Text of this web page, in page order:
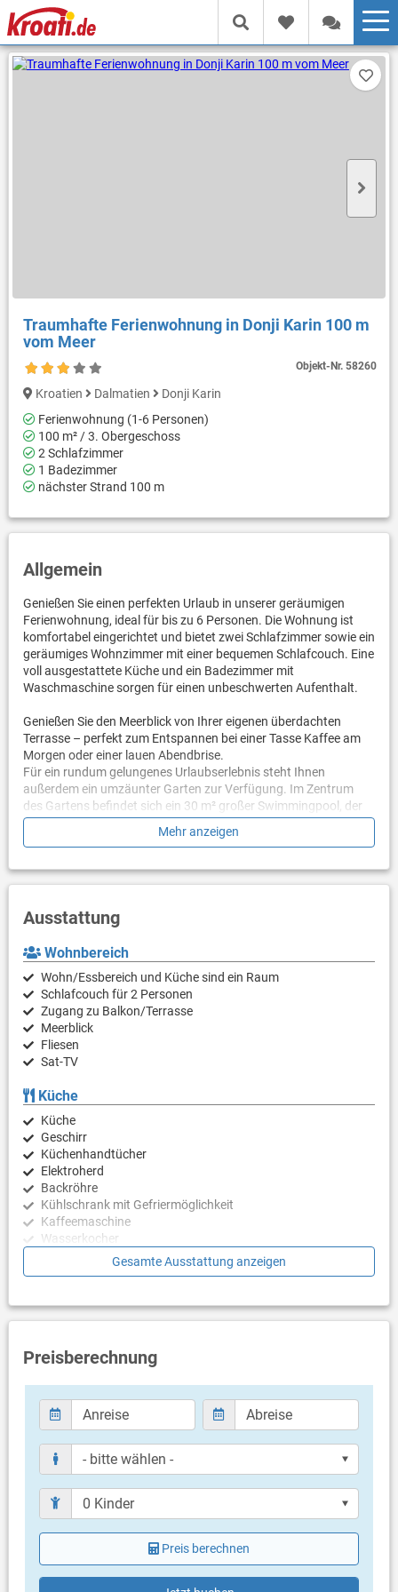
Traumhafte Ferienwohnung in Donji Karin 100 m
vom Meer
Objekt-Nr.58260
Kroatien Dalmatien
Donji Karin
Ferienwohnung (1-6 Personen)
100 m² / 3. Obergeschoss
2 Schlafzimmer
1 Badezimmer
nächster Strand 100 m
Allgemein
Genießen Sie einen perfekten Urlaub in unserer geräumigen
Ferienwohnung, ideal für bis zu 6 Personen. Die Wohnung ist
komfortabel eingerichtet und bietet zwei Schlafzimmer sowie ein
geräumiges Wohnzimmer mit einer bequemen Schlafcouch. Eine
voll ausgestattete Küche und ein Badezimmer mit
Waschmaschine sorgen für einen unbeschwerten Aufenthalt.
Genießen Sie den Meerblick von Ihrer eigenen überdachten
Terrasse – perfekt zum Entspannen bei einer Tasse Kaffee am
Morgen oder einer lauen Abendbrise.
Für ein rundum gelungenes Urlaubserlebnis steht Ihnen
außerdem ein umzäunter Garten zur Verfügung. Im Zentrum
des Gartens befindet sich ein 30 m² großer Swimmingpool, der
allen Gästen zur Verfügung steht und zur Erfrischung einlädt.
Gleich daneben befindet sich eine voll ausgestattete
Grillabende unter freiem Himmel.
Mehr anzeigen
Ausstattung
Wohnbereich
Wohn/Essbereich und Küche sind ein Raum
Schlafcouch für 2 Personen
Zugang zu Balkon/Terrasse
Meerblick
Fliesen
Sat-TV
Küche
Küche
Geschirr
Küchenhandtücher
Elektroherd
Backröhre
Kühlschrank mit Gefriermöglichkeit
Kaffeemaschine
Wasserkocher
Schlafzimmer
Schlafzimmer mit Doppelbett, Meerblick, Fliesen
Badezimmer
Bad mit WC, Dusche
Balkon & Terrasse
eigener Balkon
Meerblick
Bestuhlung
Balkongröße: 40 m²
gemeinsame Terrasse
überdacht
einen Stock tiefer
Gesamte Ausstattung anzeigen
Preisberechnung
Preis berechnen